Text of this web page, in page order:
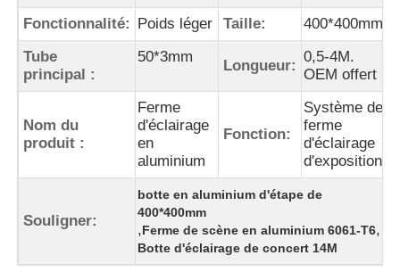
Fonctionnalité: Poids léger Taille:
400*400mm
Tube
principal :
50*3mm
Longueur:
0,5-4M.
OEM offert
Nom du
produit :
Ferme
d'éclairage
en
aluminium
Fonction:
Système de
ferme
d'éclairage
d'exposition
Souligner:
botte en aluminium d'étape de
400*400mm
,Ferme de scène en aluminium 6061-T6,
Botte d'éclairage de concert 14M